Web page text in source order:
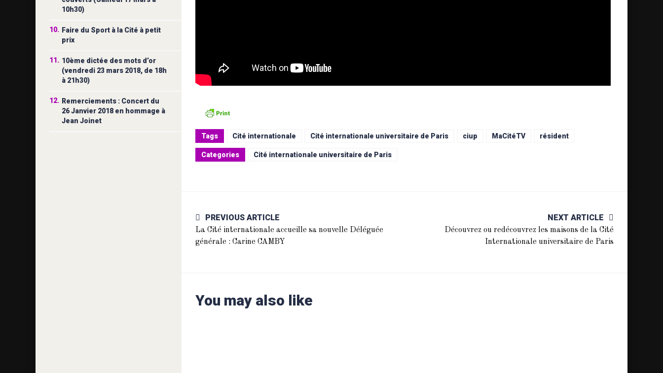
10h30)
10. Faire du Sport à la Cité à petit
prix
11. 10ème dictée des mots d’or
(vendredi 23 mars 2018, de 18h
à 21h30)
12. Remerciements : Concert du
26 Janvier 2018 en hommage à
Jean Joinet
Tags Cité internationale Cité internationale universitaire de Paris ciup MaCitéTV résident
Categories Cité internationale universitaire de Paris
PREVIOUS ARTICLE
La Cité internationale accueille sa nouvelle Déléguée
générale : Carine CAMBY
NEXT ARTICLE
Découvrez ou redécouvrez les maisons de la Cité
Internationale universitaire de Paris
You may also like